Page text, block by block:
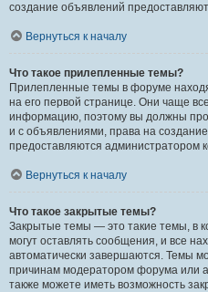
создание объявлений
Вернуться к началу
Что такое прилепленные темы?
Прилепленные темы в форуме
на его первой странице. Они чаще
информацию, поэтому вы должны
и с объявлениями, права на
предоставляются администратором
Вернуться к началу
Что такое закрытые темы?
Закрытые темы — это такие темы, в
могут оставлять сообщения, и все
автоматически завершаются. Темы
причинам модератором форума или
также можете иметь возможность